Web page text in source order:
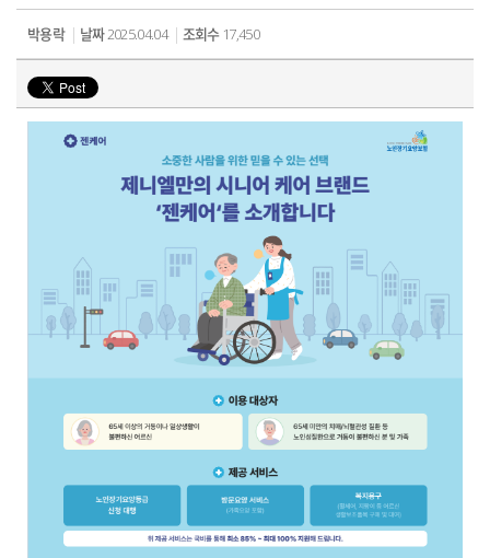
박용락 날짜2025.04.04 조회수17,450